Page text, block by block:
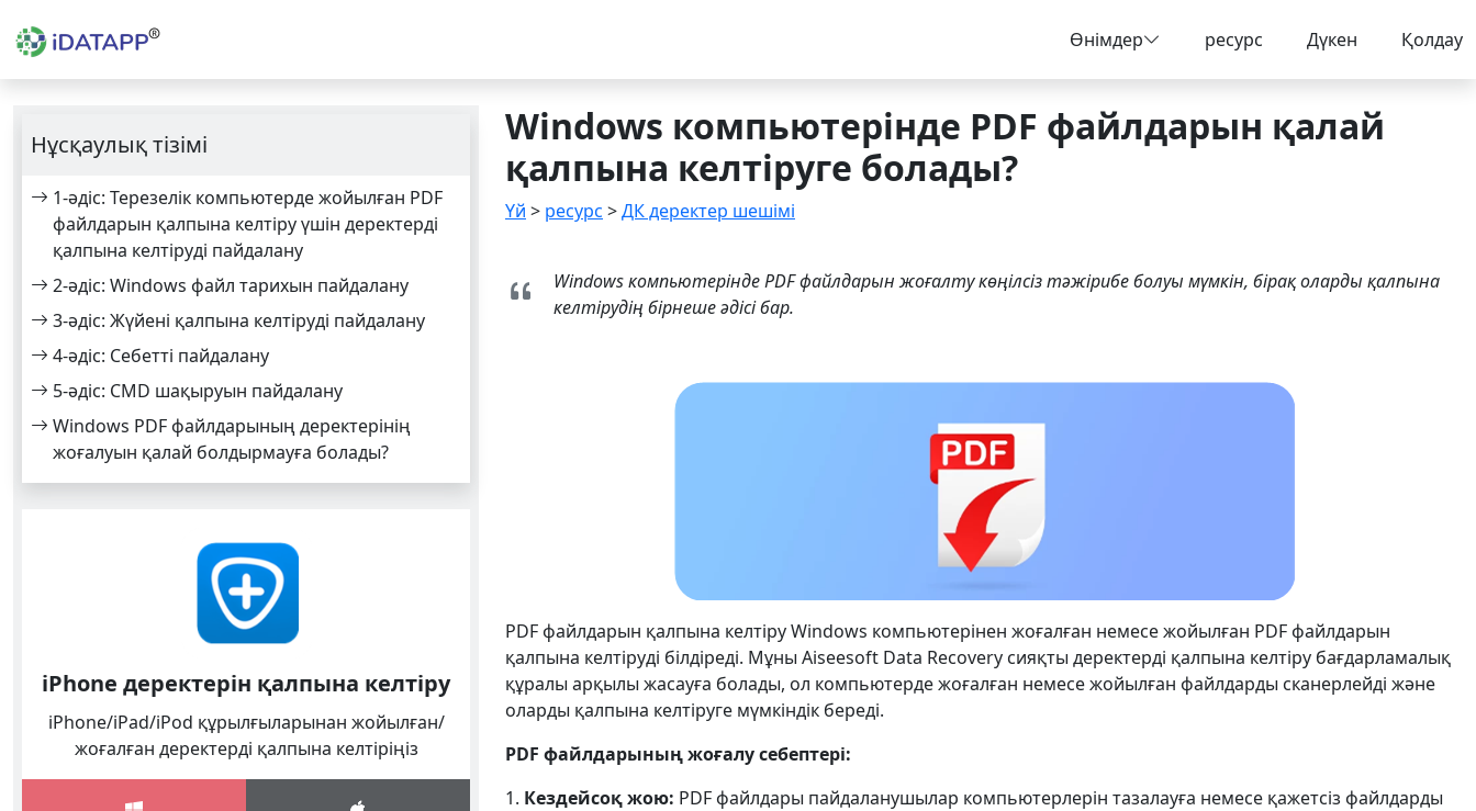
Өнімдер ресурс Дүкен Қолдау
Нұсқаулық тізімі
1-әдіс: Терезелік компьютерде жойылған PDF
файлдарын қалпына келтіру үшін деректерді
қалпына келтіруді пайдалану
2-әдіс: Windows файл тарихын пайдалану
3-әдіс: Жүйені қалпына келтіруді пайдалану
4-әдіс: Себетті пайдалану
5-әдіс: CMD шақыруын пайдалану
Windows PDF файлдарының деректерінің
жоғалуын қалай болдырмауға болады?
iPhone деректерін қалпына келтіру
iPhone/iPad/iPod құрылғыларынан жойылған/
жоғалған деректерді қалпына келтіріңіз
Windows компьютерінде PDF файлдарын қалай
қалпына келтіруге болады?
Үй > ресурс >ДК деректер шешімі
Windows компьютерінде PDF файлдарын жоғалту көңілсіз тәжірибе болуы мүмкін, бірақ оларды қалпына
келтірудің бірнеше әдісі бар.
PDF файлдарын қалпына келтіру Windows компьютерінен жоғалған немесе жойылған PDF файлдарын
қалпына келтіруді білдіреді. Мұны Aiseesoft Data Recovery сияқты деректерді қалпына келтіру бағдарламалық
құралы арқылы жасауға болады, ол компьютерде жоғалған немесе жойылған файлдарды сканерлейді және
оларды қалпына келтіруге мүмкіндік береді.
PDF файлдарының жоғалу себептері:
1. Кездейсоқ жою: PDF файлдары пайдаланушылар компьютерлерін тазалауға немесе қажетсіз файлдарды